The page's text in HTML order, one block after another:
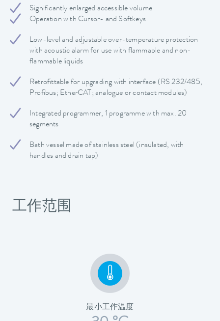
Significantly enlarged accessible volume
Operation with Cursor- and Softkeys
Low-level and adjustable over-temperature protection
with acoustic alarm for use with flammable and non-
flammable liquids
Retrofittable for upgrading with interface (RS 232/485,
Profibus; EtherCAT; analogue or contact modules)
Integrated programmer, 1 programme with max. 20
segments
Bath vessel made of stainless steel (insulated, with
handles and drain tap)
工作范围
最小工作温度